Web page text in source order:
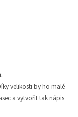
velikosti by ho malé
a vytvořit tak nápis